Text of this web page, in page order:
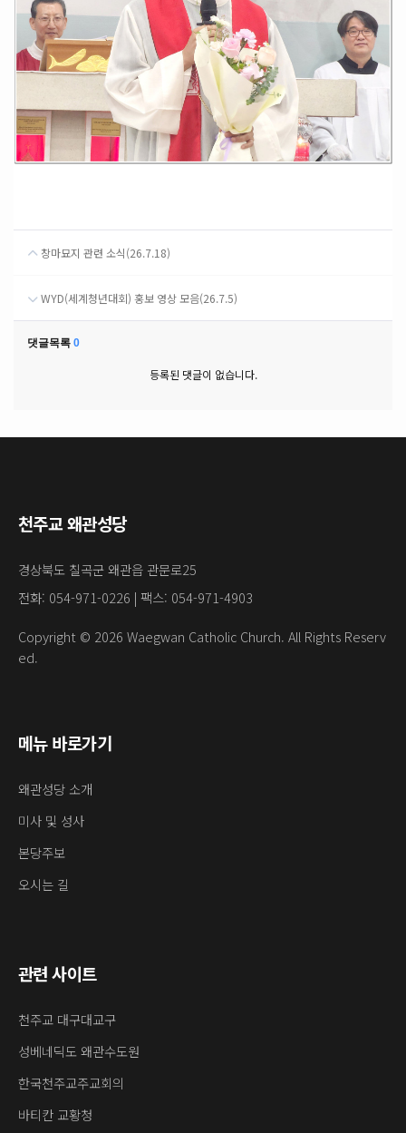
창마묘지 관련 소식(26.7.18)
WYD(세계청년대회) 홍보 영상 모음(26.7.5)
댓글목록 0
등록된 댓글이 없습니다.
천주교 왜관성당
경상북도 칠곡군 왜관읍 관문로25
전화: 054-971-0226 | 팩스: 054-971-4903
Copyright © 2026 Waegwan Catholic Church. All Rights Reserv
ed.
메뉴 바로가기
왜관성당 소개
미사 및 성사
본당주보
오시는 길
관련 사이트
천주교 대구대교구
성베네딕도 왜관수도원
한국천주교주교회의
바티칸 교황청